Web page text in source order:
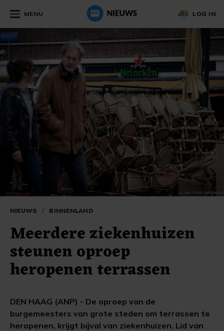
MENU LOG IN
NIEUWS / BINNENLAND
Meerdere ziekenhuizen
steunen oproep
heropenen terrassen
DEN HAAG (ANP) - De oproep van de
burgemeesters van grote steden om terrassen te
heropenen, krijgt bijval van ziekenhuizen. Lid van